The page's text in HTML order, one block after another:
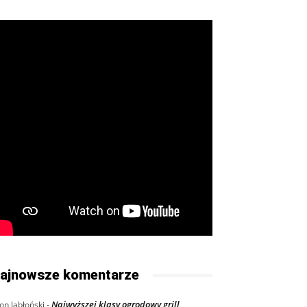
komentarze
Jabłoński -Najwyższej klasy ogrodowy grill